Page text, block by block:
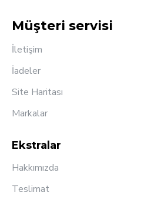
Müşteri servisi
İletişim
İadeler
Site Haritası
Markalar
Ekstralar
Hakkımızda
Teslimat